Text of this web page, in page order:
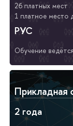
26 платных мест
1 платное место
РУС
Обучение
Прикладная
2 года